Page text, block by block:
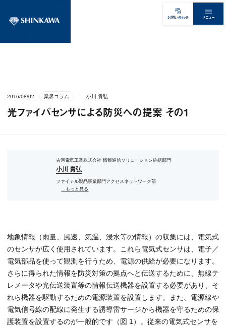
お問い合わせ メニュー
2016/08/02 業界コラム 小川 貴弘
光ファイバセンサによる防災への提案 その1
古河電気工業株式会社 情報通信ソリューション統括部門
小川 貴弘
ファイテル製品事業部門アクセスネットワーク部
...もっと見る
地象情報（雨量、風速、気温、浸水等の情報）の収集には、電気式
のセンサが広く使用されています。これら電気式センサは、電子／
電気部品を使って観測を行うため、電源の供給が必要になります。
さらに得られた情報を防災対策の拠点へと伝送するために、無線テ
レメータや光伝送装置等の情報伝送機器を設置する必要があり、そ
れら機器を駆動するための電源装置を設置します。また、電源線や
電気信号線の配線に発生する誘導雷サージから機器を守るための保
護装置を設置するのが一般的です（図 1）。従来の電気式センサを